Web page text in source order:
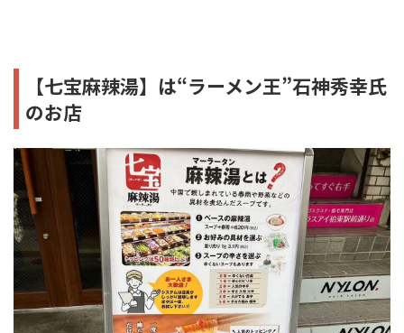
【七宝麻辣湯】は“ラーメン王”石神秀幸氏
のお店